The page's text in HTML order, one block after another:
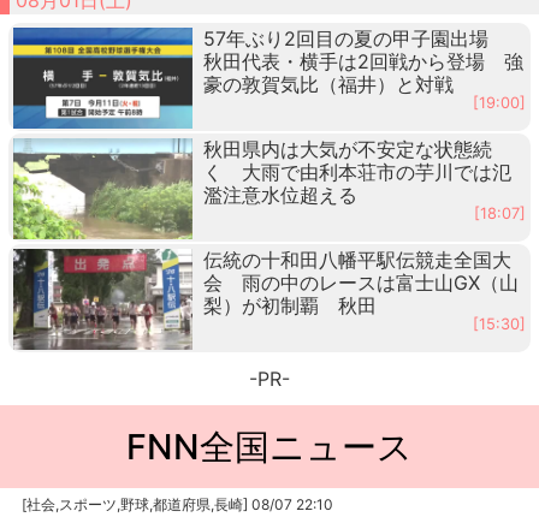
57年ぶり2回目の夏の甲子園出場
秋田代表・横手は2回戦から登場 強
豪の敦賀気比（福井）と対戦
[19:00]
秋田県内は大気が不安定な状態続
く 大雨で由利本荘市の芋川では氾
濫注意水位超える
[18:07]
伝統の十和田八幡平駅伝競走全国大
会 雨の中のレースは富士山GX（山
梨）が初制覇 秋田
[15:30]
-PR-
FNN全国ニュース
[社会,スポーツ,野球,都道府県,長崎] 08/07 22:10